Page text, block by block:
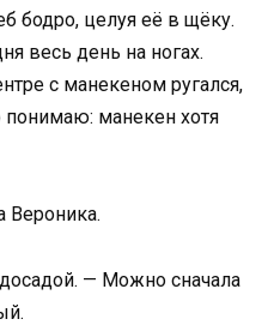
бодро, целуя её в щёку.
весь день на ногах.
с манекеном ругался,
манекен хотя
Вероника.
— Можно сначала